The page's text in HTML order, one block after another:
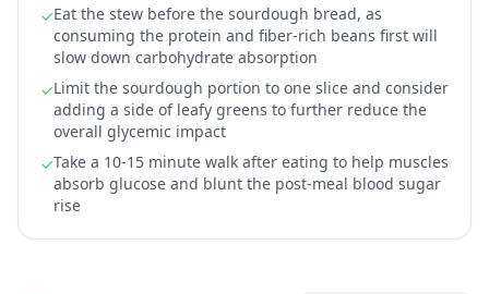
✓Eat the stew before the sourdough bread, as
consuming the protein and fiber-rich beans first will
slow down carbohydrate absorption
✓Limit the sourdough portion to one slice and consider
adding a side of leafy greens to further reduce the
overall glycemic impact
✓Take a 10-15 minute walk after eating to help muscles
absorb glucose and blunt the post-meal blood sugar
rise